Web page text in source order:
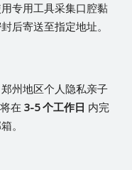
专用工具采集口腔黏
后寄送至指定地址。
州地区个人隐私亲子
在 3-5 个工作日 内完
。